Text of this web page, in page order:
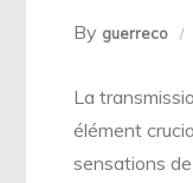
By guerreco
La
élément
sensations